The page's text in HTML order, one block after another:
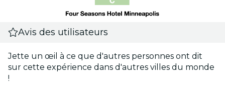
Avis des utilisateurs
Jette un œil à ce que d'autres personnes ont dit
sur cette expérience dans d'autres villes du monde
!